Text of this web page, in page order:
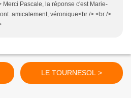
Merci Pascale, la réponse c'est Marie-
amicalement, véronique<br /> <br />
LE TOURNESOL >